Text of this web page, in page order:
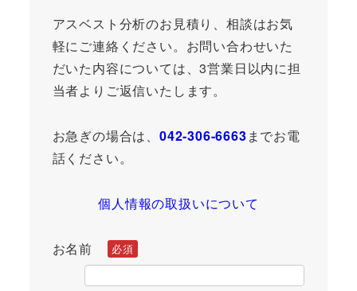
アスベスト分析のお見積り、相談はお気
軽にご連絡ください。 お問い合わせいた
だいた内容については、3営業日以内に担
当者よりご返信いたします。
お急ぎの場合は、 042-306-6663までお電
話ください。
個人情報の取扱いについて
お名前